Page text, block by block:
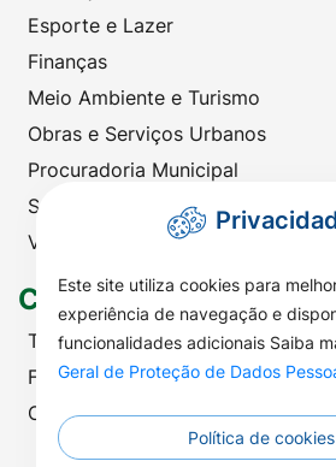
Esporte e Lazer
Finanças
Meio Ambiente e Turismo
Obras e Serviços Urbanos
Procuradoria Municipal
Saúde
Viação e Transportes
Contato
Telefones Úteis
Fale com a Prefeitura
Ouvidoria | SIC
Este site utiliza cookies para
experiência de navegação e
funcionalidades adicionais Saiba
Geral de Proteção de Dados
Política de cookies